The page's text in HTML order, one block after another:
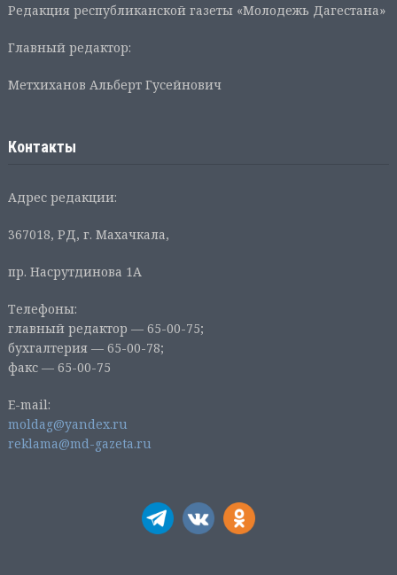
Редакция республиканской газеты «Молодежь Дагестана»
Главный редактор:
Метхиханов Альберт Гусейнович
Контакты
Адрес редакции:
367018, РД, г. Махачкала,
пр. Насрутдинова 1А
Телефоны:
главный редактор — 65-00-75;
бухгалтерия — 65-00-78;
факс — 65-00-75
E-mail:
moldag@yandex.ru
reklama@md-gazeta.ru